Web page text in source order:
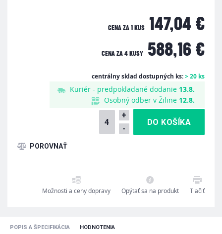
CENA ZA 1 KUS 147,04 €
CENA ZA 4 KUSY 588,16 €
centrálny sklad dostupných ks:> 20 ks
Kuriér - predpokladané dodanie 13.8.
Osobný odber v Žiline 12.8.
+
-
Možnosti a ceny dopravy Opýtať sa na produkt Tlačiť
POPIS A ŠPECIFIKÁCIA HODNOTENIA